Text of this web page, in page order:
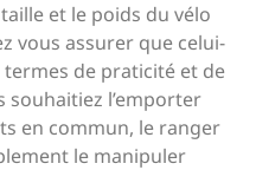
et le poids du vélo
vous assurer que celui-
de praticité et de
souhaitiez l’emporter
en commun, le ranger
le manipuler